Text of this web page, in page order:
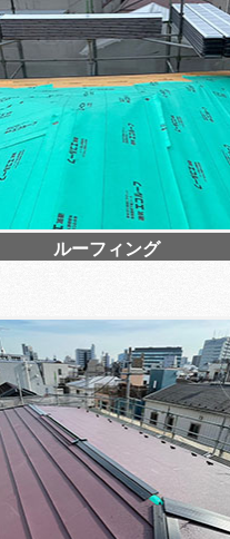
ルーフィング